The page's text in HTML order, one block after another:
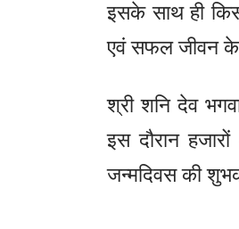
इसके साथ ही
एवं सफल जीवन के
श्री शनि देव
इस दौरान
जन्मदिवस की